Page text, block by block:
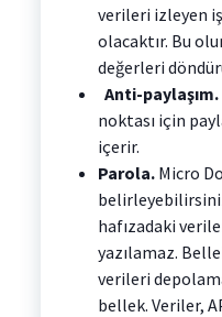
verileri izleyen
olacaktır. Bu
değerleri
Anti-paylaşım.
noktası için
içerir.
Parola.Micro
hafızadaki
yazılamaz.
verileri
bellek. Veriler,